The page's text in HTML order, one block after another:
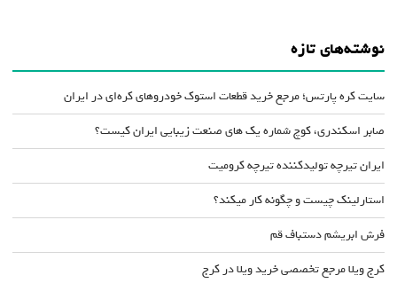
نوشته‌های تازه
سایت کره پارتس؛ مرجع خرید قطعات استوک خودروهای کره‌ای در ایران
صابر اسکندری، کوچ شماره یک های صنعت زیبایی ایران کیست؟
ایران تیرچه تولیدکننده تیرچه کرومیت
استارلینک چیست و چگونه کار میکند؟
فرش ابریشم دستباف قم
کرج ویلا مرجع تخصصی خرید ویلا در کرج